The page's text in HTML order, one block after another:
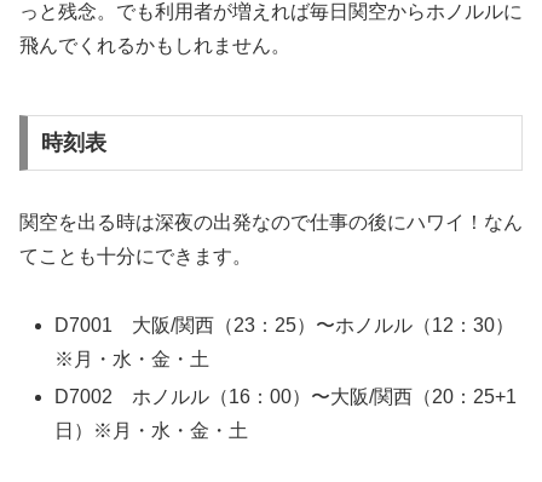
っと残念。でも利用者が増えれば毎日関空からホノルルに
飛んでくれるかもしれません。
時刻表
関空を出る時は深夜の出発なので仕事の後にハワイ！なん
てことも十分にできます。
D7001 大阪/関西（23：25）〜ホノルル（12：30）
※月・水・金・土
D7002 ホノルル（16：00）〜大阪/関西（20：25+1
日）※月・水・金・土